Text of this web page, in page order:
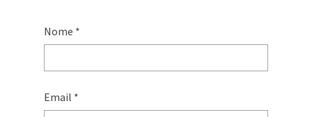
Nome *
Email *